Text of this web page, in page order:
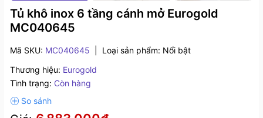
Tủ khô inox 6 tầng cánh mở Eurogold
MC040645
Mã SKU: MC040645 Loại sản phẩm: Nổi bật
Thương hiệu: Eurogold
Tình trạng: Còn hàng